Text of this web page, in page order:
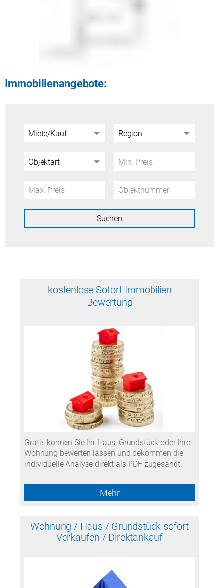
Immobilienangebote:
kostenlose Sofort Immobilien
Bewertung
Gratis können Sie Ihr Haus, Grundstück oder Ihre
Wohnung bewerten lassen und bekommen die
individuelle Analyse direkt als PDF zugesandt.
Mehr
Wohnung / Haus / Grundstück sofort
Verkaufen / Direktankauf